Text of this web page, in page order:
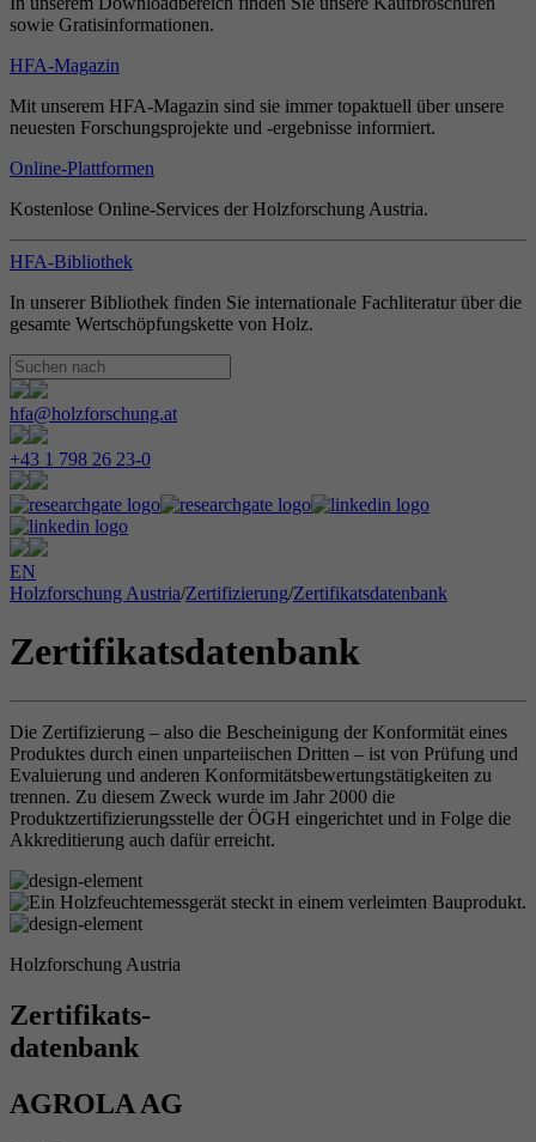
sowie Gratisinformationen.
HFA-Magazin
Mit unserem HFA-Magazin sind sie immer topaktuell über unsere
neuesten Forschungsprojekte und -ergebnisse informiert.
Online-Plattformen
Kostenlose Online-Services der Holzforschung Austria.
HFA-Bibliothek
In unserer Bibliothek finden Sie internationale Fachliteratur über die
gesamte Wertschöpfungskette von Holz.
hfa@holzforschung.at
+43 1 798 26 23-0
EN
Holzforschung Austria/Zertifizierung/Zertifikatsdatenbank
Zertifikatsdatenbank
Die Zertifizierung – also die Bescheinigung der Konformität eines
Produktes durch einen unparteiischen Dritten – ist von Prüfung und
Evaluierung und anderen Konformitätsbewertungstätigkeiten zu
trennen. Zu diesem Zweck wurde im Jahr 2000 die
Produktzertifizierungsstelle der ÖGH eingerichtet und in Folge die
Akkreditierung auch dafür erreicht.
Holzforschung Austria
Zertifikats-
datenbank
AGROLA AG